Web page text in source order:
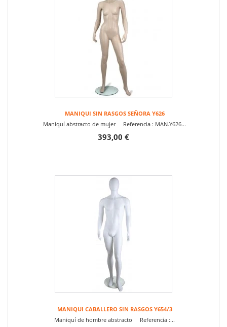
MANIQUI SIN RASGOS SEÑORA Y626
Maniquí abstracto de mujer Referencia : MAN.Y626...
393,00 €
MANIQUI CABALLERO SIN RASGOS Y654/3
Maniquí de hombre abstracto Referencia :...